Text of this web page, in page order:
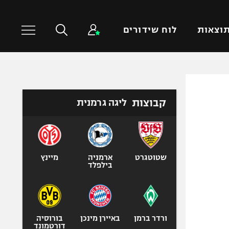
תוצאות לוח שידורים
טניס
כדורעף
ג'ודו
ספורט אולימפי
קבוצות ליגה גרמנית
שטוטגרט
ארמניה
בילפלד
מיינץ
ורדר ברמן באיירן מינכן
בורוסיה
דורטמונד